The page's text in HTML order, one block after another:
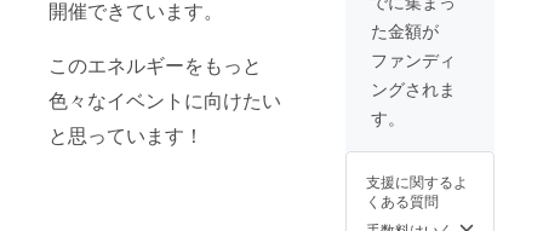
開催できています。
このエネルギーをもっと
色々なイベントに向けたい
と思っています！
をご記
入くだ
さい。
た金額が
ファンディ
ングされま
す。
支援に関するよ
くある質問